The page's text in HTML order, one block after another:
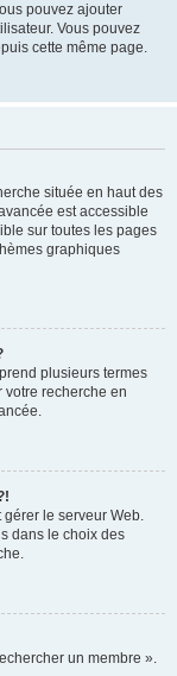
pouvez ajouter
Vous pouvez
cette même page.
située en haut des
est accessible
sur toutes les pages
graphiques
plusieurs termes
votre recherche en
le serveur Web.
dans le choix des
un membre ».